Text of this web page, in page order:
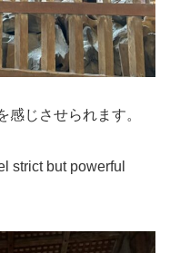
感じさせられます。
strict but powerful